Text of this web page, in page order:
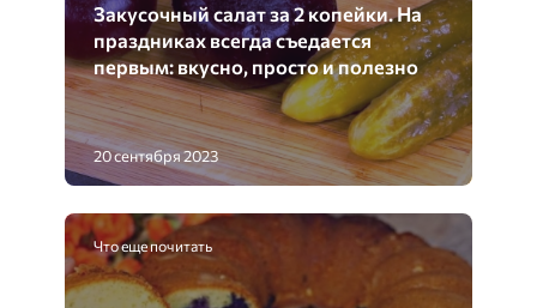
Закусочный салат за 2 копейки. На
праздниках всегда съедается
первым: вкусно, просто и полезно
20 сентября 2023
Что еще почитать